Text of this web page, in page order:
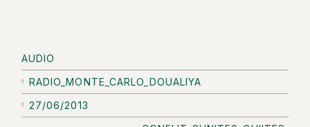
AUDIO
RADIO_MONTE_CARLO_DOUALIYA
27/06/2013